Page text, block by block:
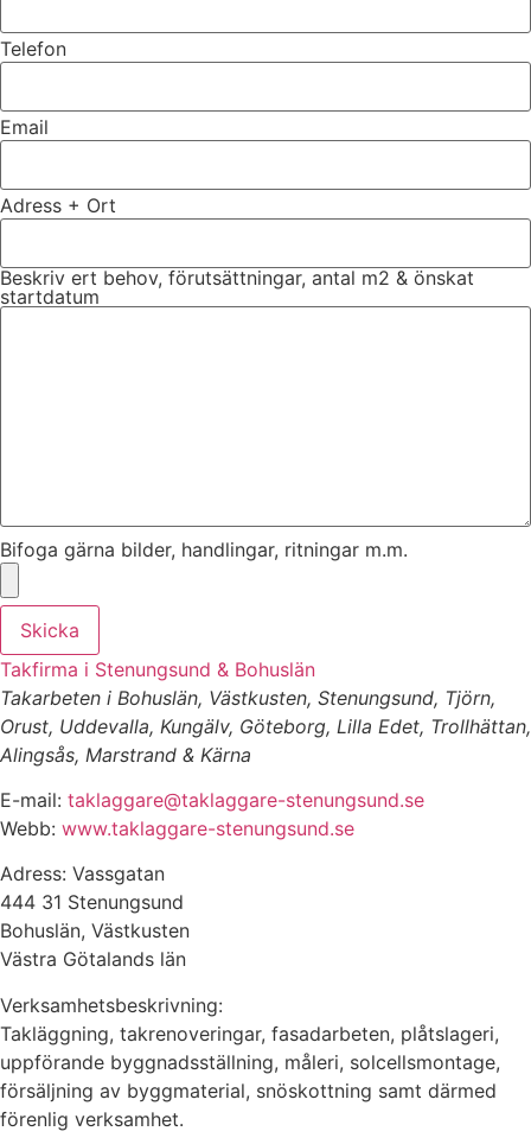
Telefon
Email
Adress + Ort
Beskriv ert behov, förutsättningar, antal m2 & önskat
startdatum
Bifoga gärna bilder, handlingar, ritningar m.m.
Skicka
Takfirma i Stenungsund & Bohuslän
Takarbeten i Bohuslän, Västkusten, Stenungsund, Tjörn,
Orust, Uddevalla, Kungälv, Göteborg, Lilla Edet, Trollhättan,
Alingsås, Marstrand & Kärna
E-mail: taklaggare@taklaggare-stenungsund.se
Webb: www.taklaggare-stenungsund.se
Adress: Vassgatan
444 31 Stenungsund
Bohuslän, Västkusten
Västra Götalands län
Verksamhetsbeskrivning:
Takläggning, takrenoveringar, fasadarbeten, plåtslageri,
uppförande byggnadsställning, måleri, solcellsmontage,
försäljning av byggmaterial, snöskottning samt därmed
förenlig verksamhet.